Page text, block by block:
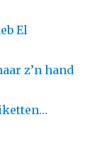
El
z’n hand